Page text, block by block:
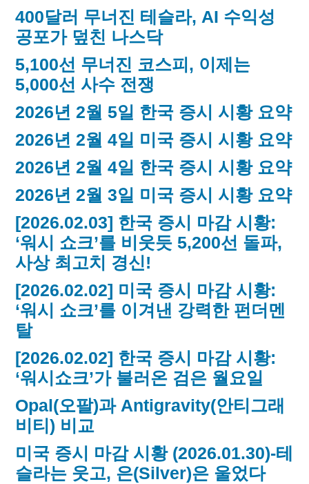
400달러 무너진 테슬라, AI 수익성
공포가 덮친 나스닥
5,100선 무너진 코스피, 이제는
5,000선 사수 전쟁
2026년 2월 5일 한국 증시 시황 요약
2026년 2월 4일 미국 증시 시황 요약
2026년 2월 4일 한국 증시 시황 요약
2026년 2월 3일 미국 증시 시황 요약
[2026.02.03] 한국 증시 마감 시황:
‘워시 쇼크’를 비웃듯 5,200선 돌파,
사상 최고치 경신!
[2026.02.02] 미국 증시 마감 시황:
‘워시 쇼크’를 이겨낸 강력한 펀더멘
탈
[2026.02.02] 한국 증시 마감 시황:
‘워시쇼크’가 불러온 검은 월요일
Opal(오팔)과 Antigravity(안티그래
비티) 비교
미국 증시 마감 시황 (2026.01.30)-테
슬라는 웃고, 은(Silver)은 울었다